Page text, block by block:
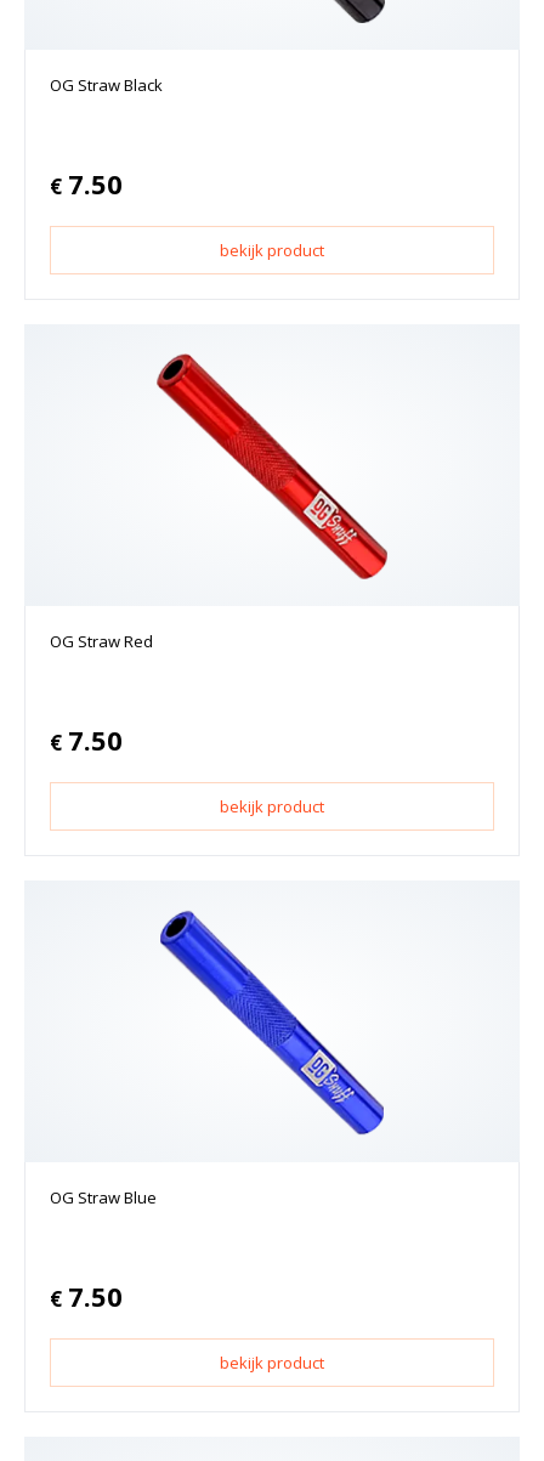
OG Straw Black
€ 7.50
bekijk product
OG Straw Red
€ 7.50
bekijk product
OG Straw Blue
€ 7.50
bekijk product